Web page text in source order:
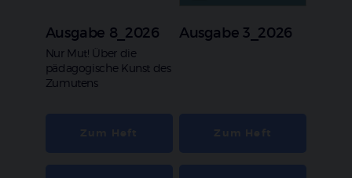
Ausgabe 8_2026
:
Nur Mut! Über die
pädagogische Kunst des
Zumutens
Ausgabe 3_2026